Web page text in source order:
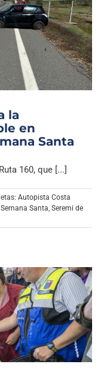
la
en
Santa
160, que [...]
Autopista Costa
Semana Santa, Seremi de